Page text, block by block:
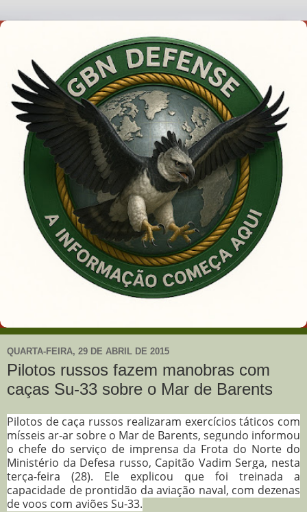
QUARTA-FEIRA, 29 DE ABRIL DE 2015
Pilotos russos fazem manobras com
caças Su-33 sobre o Mar de Barents
Pilotos de caça russos realizaram exercícios táticos com
mísseis ar-ar sobre o Mar de Barents, segundo informou
o chefe do serviço de imprensa da Frota do Norte do
Ministério da Defesa russo, Capitão Vadim Serga, nesta
terça-feira (28). Ele explicou que foi treinada a
capacidade de prontidão da aviação naval, com dezenas
de voos com aviões Su-33.